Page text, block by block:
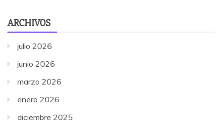
ARCHIVOS
julio 2026
junio 2026
marzo 2026
enero 2026
diciembre 2025